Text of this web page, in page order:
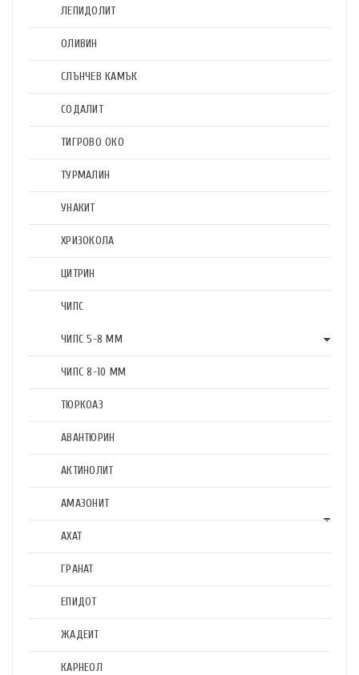
ЛЕПИДОЛИТ
ОЛИВИН
СЛЪНЧЕВ КАМЪК
СОДАЛИТ
ТИГРОВО ОКО
ТУРМАЛИН
УНАКИТ
ХРИЗОКОЛА
ЦИТРИН
ЧИПС
ЧИПС 5-8 ММ
ЧИПС 8-10 ММ
ТЮРКОАЗ
АВАНТЮРИН
АКТИНОЛИТ
АМАЗОНИТ
АХАТ
ГРАНАТ
ЕПИДОТ
ЖАДЕИТ
КАРНЕОЛ